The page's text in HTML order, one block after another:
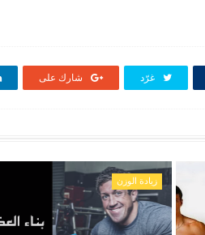
غرّد شارك على
زيادة الوزن